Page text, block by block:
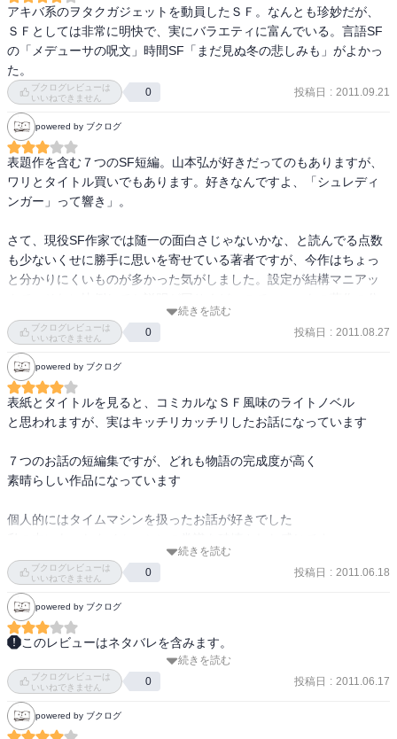
て乗員全員死亡する事故が起きる。
その生き残った地球人の独白という形で、事故の真相とさらなる脅
威が語られていく。
アルハムデュラーに住むインチワームが作り上げた「言語文明」の
設定が素晴らしい。
彼らが紡ぎ出す言葉によって喚起されるイメージの渦の壮大な描写
はさすが、である。
「まだ見ぬ冬の悲しみを」
ＣＨＬＩＤＥＸ（クライデクス）という理論により始まった過去へ
のタイムトラベル。
とめた一篇。
未来へのバタフライ効果や並行世界の分岐は多く書かれているが、
この考え方は初めて。
い結末へと収束していく。
「七パーセントのテンムー」
自我と形成する核と考えられている「意識」を、どうやら人類の
７％は持っていないらしい。
そんなトンデモ理論を軸に描かれるこれまたちょっぴり切なくなる
意識が行動や情動を決定するのではなく、それ以外の脳機能が起こ
したそれを追いかける形で認識しているにすぎない、とする理論は
リチャード・ドーキンスとはまた違うのだろうが、生かされてい
「闇からの衝動」
実在のＳＦ作家Ｃ・Ｌ・ムーアを主人公に、その時代の作品群に対
するオマージュの形で描かれた作品。
このタイプの話は洋の東西を問わず、また歴史だろうがＳＦだろう
が無関係に好みである。
出てくる作家たちと一人も知らないのでもうひとつ刺激が足りなか
ったのだが、ファンには堪らない一篇であったろう。
アキバ系のヲタクガジェットを動員したＳＦ。なんとも珍妙だが、
ＳＦとしては非常に明快で、実にバラエティに富んでいる。言語SF
の「メデューサの呪文」時間SF「まだ見ぬ冬の悲しみも」がよかっ
た。
ブクログレビューは
いいねできません
0 投稿日 : 2011.09.21
powered by ブクログ
表題作を含む７つのSF短編。山本弘が好きだってのもありますが、
ワリとタイトル買いでもあります。好きなんですよ、「シュレディ
ンガー」って響き」。
さて、現役SF作家では随一の面白さじゃないかな、と読んでる点数
も少ないくせに勝手に思いを寄せている著者ですが、今作はちょっ
と分かりにくいものが多かった気がしました。設定が結構マニアッ
かりやすさが薄れ、現代の延長線上にあり得そうなホラ話、という
には想像が難しいものが多かったです。
あるいは、読者たるワシの知識不足のせいかもしれませんが。
なんだろ、各作品の設定の面白さは感じるんだけど、それをきちん
がします。普段の著作が理解しやすいだけに、それが際だってしま
ったのかも知れません。
短編のワリに、設定そのものは凝ってますので、それこそハードSF
者の入門書としては相応しくない、かな。その意味で、表紙に騙さ
れてはいけません。笑。
（2008年読了）
続きを読む
ブクログレビューは
いいねできません
0 投稿日 : 2011.08.27
powered by ブクログ
表紙とタイトルを見ると、コミカルなＳＦ風味のライトノベル
と思われますが、実はキッチリカッチリしたお話になっています
７つのお話の短編集ですが、どれも物語の完成度が高く
素晴らしい作品になっています
個人的にはタイムマシンを扱ったお話が好きでした
ＳＦが好きな方はもちろん、あまり得意でない人も
楽しめる間口の広い作品ですね
続きを読む
ブクログレビューは
いいねできません
0 投稿日 : 2011.06.18
powered by ブクログ
このレビューはネタバレを含みます。
大昔（小学生？中学生？）、SWや妖魔夜行やラノベを読んでまし
た。山本弘さん。SFも同じノリでとても懐かしくなりました。やっ
ぱり好きだなあ。
続きを読む
ブクログレビューは
いいねできません
0 投稿日 : 2011.06.17
powered by ブクログ